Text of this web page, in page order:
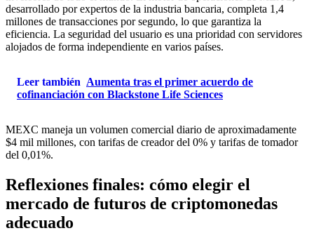
desarrollado por expertos de la industria bancaria, completa 1,4
millones de transacciones por segundo, lo que garantiza la
eficiencia. La seguridad del usuario es una prioridad con servidores
alojados de forma independiente en varios países.
Leer también Aumenta tras el primer acuerdo de
cofinanciación con Blackstone Life Sciences
MEXC maneja un volumen comercial diario de aproximadamente
$4 mil millones, con tarifas de creador del 0% y tarifas de tomador
del 0,01%.
Reflexiones finales: cómo elegir el
mercado de futuros de criptomonedas
adecuado